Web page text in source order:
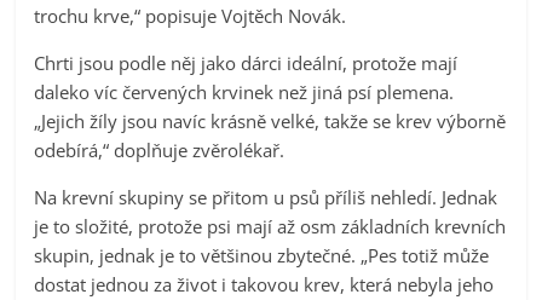
trochu krve,“ popisuje Vojtěch Novák.
Chrti jsou podle něj jako dárci ideální, protože mají
daleko víc červených krvinek než jiná psí plemena.
„Jejich žíly jsou navíc krásně velké, takže se krev výborně
odebírá,“ doplňuje zvěrolékař.
Na krevní skupiny se přitom u psů příliš nehledí. Jednak
je to složité, protože psi mají až osm základních krevních
skupin, jednak je to většinou zbytečné. „Pes totiž může
dostat jednou za život i takovou krev, která nebyla jeho